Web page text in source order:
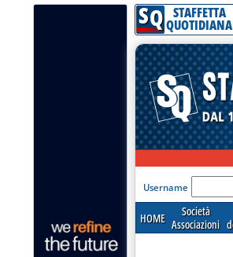
SQ STAFFETTA
QUOTIDIANA
'Modulo
Username
HOME
Società
Associazioni